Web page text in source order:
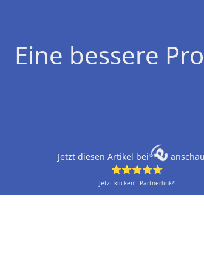
Eine bessere
Jetzt diesen Artikel bei
⭐⭐⭐⭐⭐
Jetzt klicken!- Partnerlink*